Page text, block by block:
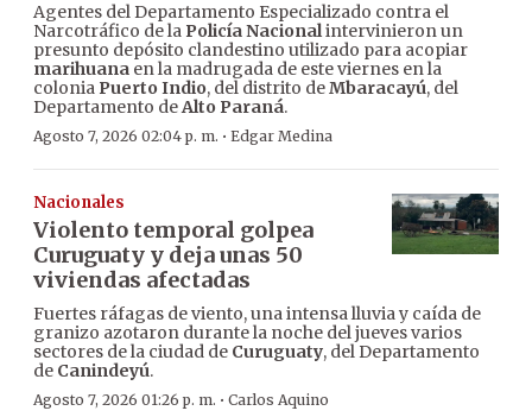
Agentes del Departamento Especializado contra el
Narcotráfico de la Policía Nacionalintervinieron un
presunto depósito clandestino utilizado para acopiar
marihuana en la madrugada de este viernes en la
colonia Puerto Indio, del distrito deMbaracayú, del
Departamento deAlto Paraná.
Agosto 7, 2026 02:04 p. m. · Edgar Medina
Nacionales
Violento temporal golpea
Curuguaty y deja unas 50
viviendas afectadas
Fuertes ráfagas de viento, una intensa lluvia y caída de
granizo azotaron durante la noche del jueves varios
sectores de la ciudad de Curuguaty, del Departamento
de Canindeyú.
Agosto 7, 2026 01:26 p. m. · Carlos Aquino